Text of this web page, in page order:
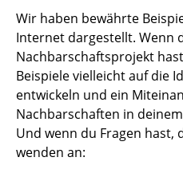
Wir haben bewährte
Internet dargestellt. Wenn
Nachbarschaftsprojekt
Beispiele vielleicht auf die
entwickeln und ein
Nachbarschaften in
Und wenn du Fragen hast,
wenden an: